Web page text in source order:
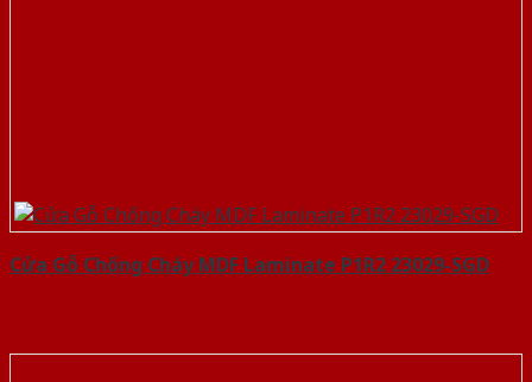
Cửa Gỗ Chống Cháy MDF Laminate P1R2 23029-SGD